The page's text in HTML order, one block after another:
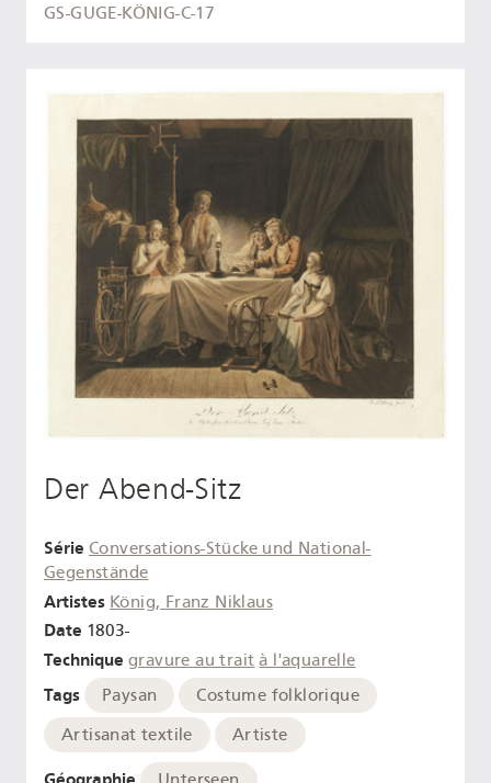
GS-GUGE-KÖNIG-C-17
Der Abend-Sitz
Série Conversations-Stücke und National-
Gegenstände
Artistes König, Franz Niklaus
Date 1803-
Technique gravure au trait à l'aquarelle
Tags Paysan
Costume folklorique
Artisanat textile
Artiste
Géographie